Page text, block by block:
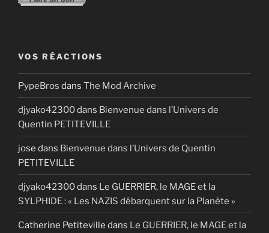
VOS RÉACTIONS
PypeBros dans The Mod Archive
djyako42300dans Bienvenue dans l’Univers de
Quentin PETITEVILLE
jose dans Bienvenue dans l’Univers de Quentin
PETITEVILLE
djyako42300dans Le GUERRIER, le MAGE et la
SYLPHIDE : « Les NAZIS débarquent sur la Planète »
Catherine Petiteville dans Le GUERRIER, le MAGE et la